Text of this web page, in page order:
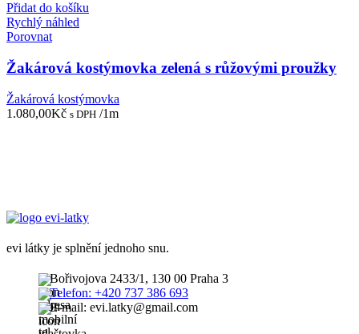
Přidat do košíku
Rychlý náhled
Porovnat
Žakárová kostýmovka zelená s růžovými proužky
Žakárová kostýmovka
1.080,00Kč s DPH /1m
evi látky je splnění jednoho snu.
Bořivojova 2433/1, 130 00 Praha 3
Telefon: +420 737 386 693
E-mail: evi.latky@gmail.com